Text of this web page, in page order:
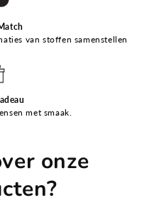
van stoffen samenstellen
met smaak.
onze